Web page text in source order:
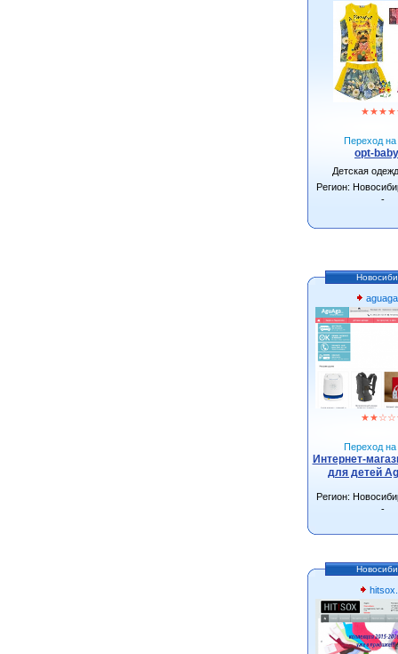
★★★★
Переход на
opt-
Детская
Регион:
-
★★☆☆
Переход на
Интернет-
для детей
Регион:
-